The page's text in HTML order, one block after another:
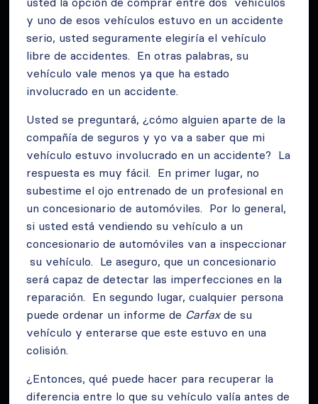
y uno de esos vehículos estuvo en un accidente
serio, usted seguramente elegiría el vehículo
libre de accidentes. En otras palabras, su
vehículo vale menos ya que ha estado
involucrado en un accidente.
Usted se preguntará, ¿cómo alguien aparte de la
compañía de seguros y yo va a saber que mi
vehículo estuvo involucrado en un accidente? La
respuesta es muy fácil. En primer lugar, no
subestime el ojo entrenado de un profesional en
un concesionario de automóviles. Por lo general,
si usted está vendiendo su vehículo a un
concesionario de automóviles van a inspeccionar
su vehículo. Le aseguro, que un concesionario
será capaz de detectar las imperfecciones en la
reparación. En segundo lugar, cualquier persona
puede ordenar un informe de Carfaxde su
vehículo y enterarse que este estuvo en una
colisión.
¿Entonces, qué puede hacer para recuperar la
diferencia entre lo que su vehículo valía antes de